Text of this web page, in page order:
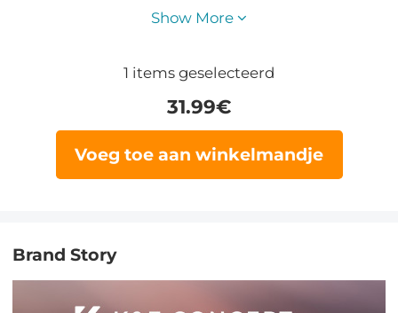
Show More
1 items geselecteerd
31.99€
Voeg toe aan winkelmandje
Brand Story